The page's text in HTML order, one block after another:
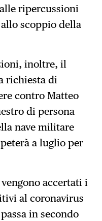
ripercussioni
scoppio della
inoltre, il
richiesta di
contro Matteo
di persona
nave militare
a luglio per
accertati i
al coronavirus
in secondo